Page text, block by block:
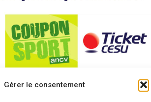
Gérer le consentement